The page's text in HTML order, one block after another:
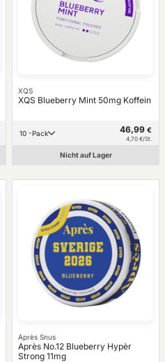
XQS
XQS Blueberry Mint 50mg Koffein
10 -Pack 46,99 €
4,70 €/St.
Nicht auf Lager
Après Snus
Après No.12 Blueberry Hypèr
Strong 11mg